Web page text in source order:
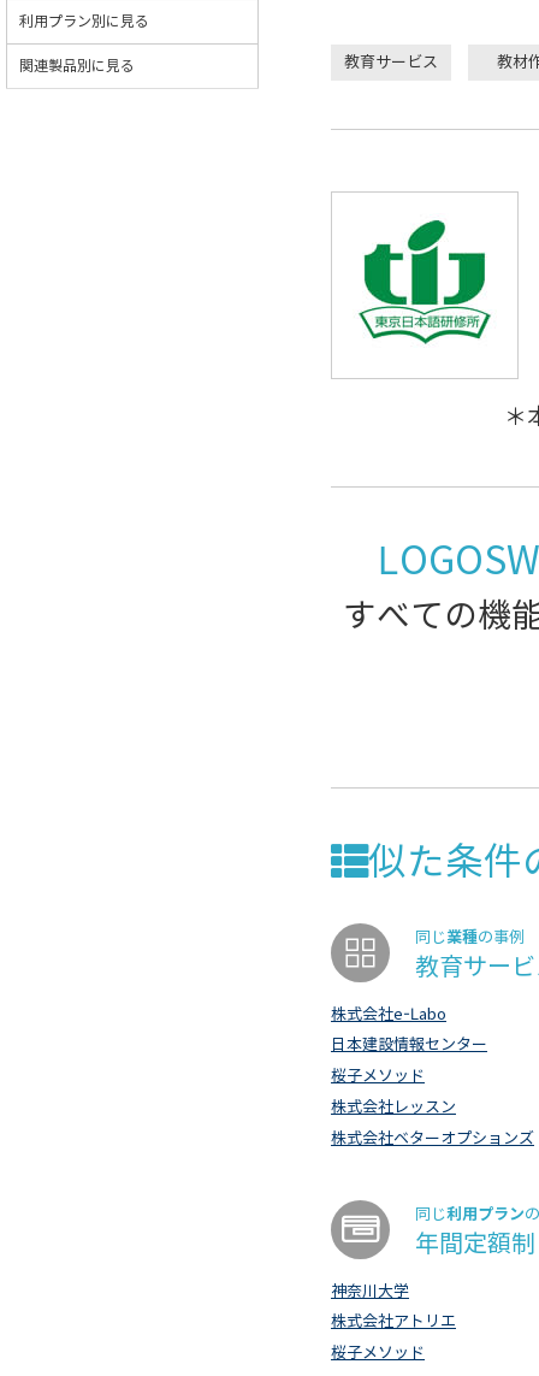
教育サービス 教材
＊
すべての機
似た条件
同じ業種の事例
教育サー
株式会社e-Labo
日本建設情報センター
桜子メソッド
株式会社レッスン
株式会社ベターオプションズ
同じ利用プラン
年間定額制
神奈川大学
株式会社アトリエ
桜子メソッド
利用プラン別に見る
関連製品別に見る